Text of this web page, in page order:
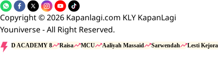
Copyright © 2026 Kapanlagi.com KLY KapanLagi
Youniverse - All Right Reserved.
D ACADEMY 8 Raisa MCU Aaliyah Massaid Sarwendah Lesti Kejora